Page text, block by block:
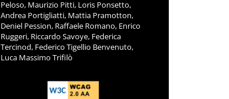
Peloso, Maurizio Pitti, Loris Ponsetto,
Andrea Portigliatti, Mattia Pramotton,
Deniel Pession, Raffaele Romano, Enrico
Ruggeri, Riccardo Savoye, Federica
Tercinod, Federico Tigellio Benvenuto,
Luca Massimo Trifilò